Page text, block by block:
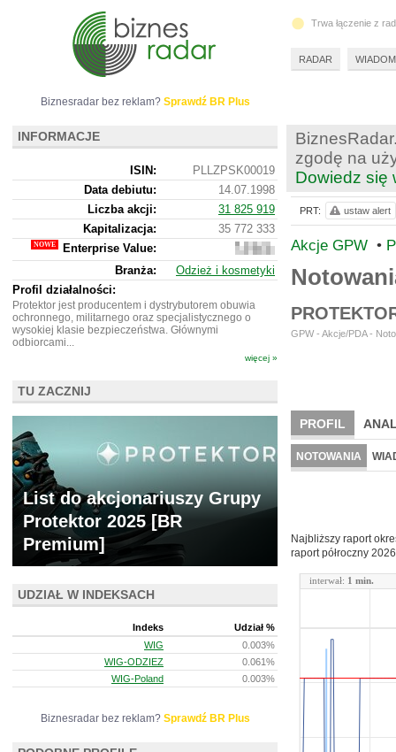
zgodę na
Dowiedz się
Akcje GPW •
GPW - Akcje/PDA -
PROFIL
BR LAB
NOTOWANIA
Najbliższy raport
raport półroczny
interwał: 1 min.
PRT: ustaw alert
Biznesradar bez reklam? Sprawdź BR Plus
INFORMACJE
ISIN:
PLLZPSK00019
Data debiutu:
14.07.1998
Liczba akcji:
31 825 919
Kapitalizacja:
35 772 333
Enterprise Value:
55
847
333
Branża:
Odzież i kosmetyki
Profil działalności:
Protektor jest producentem i dystrybutorem obuwia
ochronnego, militarnego oraz specjalistycznego o
wysokiej klasie bezpieczeństwa. Głównymi
odbiorcami...
więcej »
TU ZACZNIJ
List do akcjonariuszy Grupy
Protektor 2025 [BR
Premium]
UDZIAŁ W INDEKSACH
Indeks
Udział %
WIG
0.003%
WIG-ODZIEZ
0.061%
WIG-Poland
0.003%
Biznesradar bez reklam? Sprawdź BR Plus
Trwa łączenie z
RADAR